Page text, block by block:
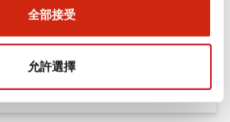
全部接受
允許選擇
in式 控制元件 (中文簡體版)
4.61MB